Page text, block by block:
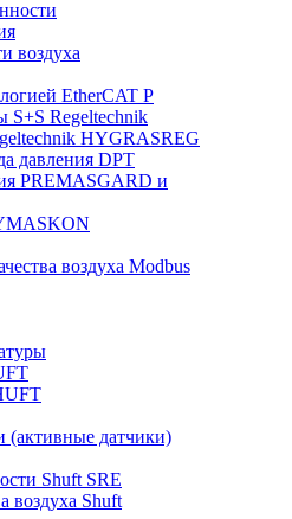
воздуха
EtherCAT P
S+S Regeltechnik
HYGRASREG
давления DPT
PREMASGARD и
воздуха Modbus
(активные датчики)
Shuft SRE
воздуха Shuft